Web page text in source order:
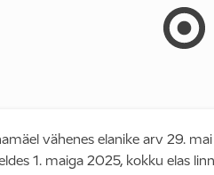
vähenes elanike arv 29.
1. maiga 2025, kokku elas